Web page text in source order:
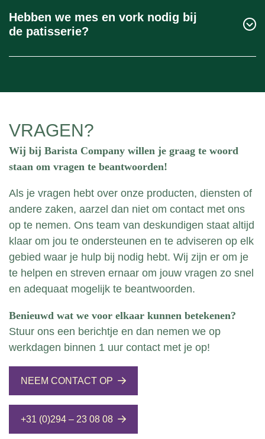
evenement wat het gewenste assortiment wordt,
samen met jou.
Hebben we mes en vork nodig bij
de patisserie?
In principe niet. Het uitgangspunt is dat alle soorten
handig op een evenement.
VRAGEN?
Wij bij Barista Company willen je graag te woord
staan om vragen te beantwoorden!
Als je vragen hebt over onze producten, diensten of
andere zaken, aarzel dan niet om contact met ons
op te nemen. Ons team van deskundigen staat altijd
klaar om jou te ondersteunen en te adviseren op elk
gebied waar je hulp bij nodig hebt. Wij zijn er om je
te helpen en streven ernaar om jouw vragen zo snel
en adequaat mogelijk te beantwoorden.
Benieuwd wat we voor elkaar kunnen betekenen?
Stuur ons een berichtje en dan nemen we op
werkdagen binnen 1 uur contact met je op!
NEEM CONTACT OP
+31 (0)294 – 23 08 08